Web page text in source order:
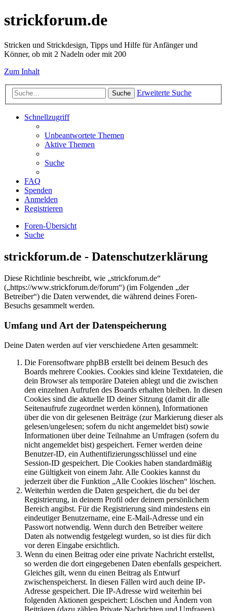
strickforum.de
Stricken und Strickdesign, Tipps und Hilfe für Anfänger und
Könner, ob mit 2 Nadeln oder mit 200
Zum Inhalt
Suche Erweiterte Suche
Schnellzugriff
Unbeantwortete Themen
Aktive Themen
Suche
FAQ
Spenden
Anmelden
Registrieren
Foren-Übersicht
Suche
strickforum.de - Datenschutzerklärung
Diese Richtlinie beschreibt, wie „strickforum.de“
(„https://www.strickforum.de/forum“) (im Folgenden „der
Betreiber“) die Daten verwendet, die während deines Foren-
Besuchs gesammelt werden.
Umfang und Art der Datenspeicherung
Deine Daten werden auf vier verschiedene Arten gesammelt:
Die Forensoftware phpBB erstellt bei deinem Besuch des
Boards mehrere Cookies. Cookies sind kleine Textdateien, die
dein Browser als temporäre Dateien ablegt und die zwischen
den einzelnen Aufrufen des Boards erhalten bleiben. In diesen
Cookies sind die aktuelle ID deiner Sitzung (damit dir alle
Seitenaufrufe zugeordnet werden können), Informationen
über die von dir gelesenen Beiträge (zur Markierung dieser als
gelesen/ungelesen; sofern du nicht angemeldet bist) sowie
Informationen über deine Teilnahme an Umfragen (sofern du
nicht angemeldet bist) gespeichert. Ferner werden deine
Benutzer-ID, ein Authentifizierungsschlüssel und eine
Session-ID gespeichert. Die Cookies haben standardmäßig
eine Gültigkeit von einem Jahr. Alle Cookies kannst du
jederzeit über die Funktion „Alle Cookies löschen“ löschen.
Weiterhin werden die Daten gespeichert, die du bei der
Registrierung, in deinem Profil oder deinem persönlichem
Bereich angibst. Für die Registrierung sind mindestens ein
eindeutiger Benutzername, eine E-Mail-Adresse und ein
Passwort notwendig. Wenn durch den Betreiber weitere
Daten als notwendig festgelegt wurden, so ist dies für dich
vor deren Eingabe ersichtlich.
Wenn du einen Beitrag oder eine private Nachricht erstellst,
so werden die dort eingegebenen Daten ebenfalls gespeichert.
Gleiches gilt, wenn du einen Beitrag als Entwurf
zwischenspeicherst. In diesen Fällen wird auch deine IP-
Adresse gespeichert. Die IP-Adresse wird weiterhin bei
folgenden Aktionen gespeichert: Löschen und Ändern von
Beiträgen (dazu zählen Private Nachrichten und Umfragen),